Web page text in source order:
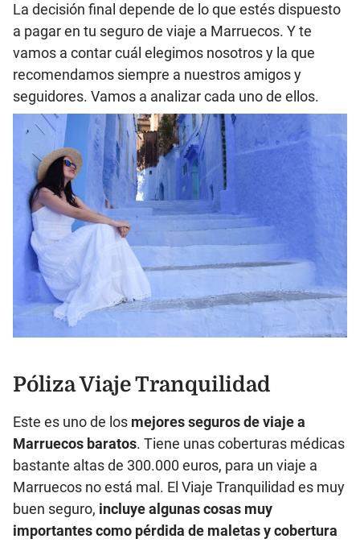
La decisión final depende de lo que estés dispuesto
a pagar en tu seguro de viaje a Marruecos. Y te
vamos a contar cuál elegimos nosotros y la que
recomendamos siempre a nuestros amigos y
seguidores. Vamos a analizar cada uno de ellos.
Póliza Viaje Tranquilidad
Este es uno de los mejores seguros de viaje a
Marruecos baratos. Tiene unas coberturas médicas
bastante altas de 300.000 euros, para un viaje a
Marruecos no está mal. El Viaje Tranquilidad es muy
buen seguro, incluye algunas cosas muy
importantes como pérdida de maletas y cobertura